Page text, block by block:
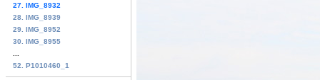
27. IMG_8932
28. IMG_8939
29. IMG_8952
30. IMG_8955
52. P1010460_1